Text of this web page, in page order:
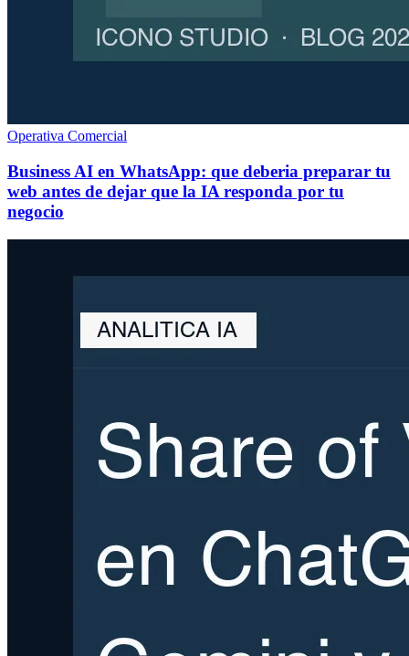
Operativa Comercial
Business AI en WhatsApp: que deberia preparar tu
web antes de dejar que la IA responda por tu
negocio